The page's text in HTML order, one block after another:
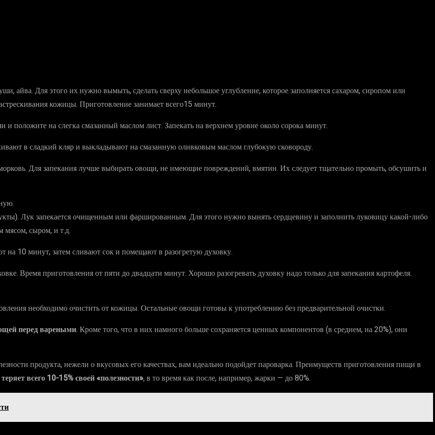
айва. Для этого их нужно вымыть, сделать сверху небольшое углубление, которое заполняется сахаром, сиропом или
кожицы. Приготовление занимает всего15 минут.
и положите на слегка смазанный маслом лист. Запекать на верхнем уровне около сорока минут.
в сладкий кляр и выкладывают на смазанную оливковым маслом глубокую сковороду.
Для запекания лучше выбирать овощи, не имеющие повреждений, вмятин. Их следует тщательно промыть, обсушить и
Лук запекается очищенным или фаршированным. Для этого нужно вынять сердцевину и заполнить луковицу какой-либо
мясом, сыром, и т.д.
на 10 минут, затем сливают сок и помещают в разогретую духовку.
Время приготовления от пяти до двадцати минут. Хорошо разогревать духовку надо только для запекания картофеля.
необходимо очистить от кожицы. Остальные овощи готовы к употреблению без предварительной очистки.
перед вареными. Кроме того, что в них намного больше сохраняется ценных компонентов (в среднем, на 20%), они
продукта, нежели о вкусовых его качествах, вам идеально подойдет пароварка. Преимуществ приготовления пищи в
теряет всего 10-15% своей «полезности», в то время как после, например, жарки — до 80%.